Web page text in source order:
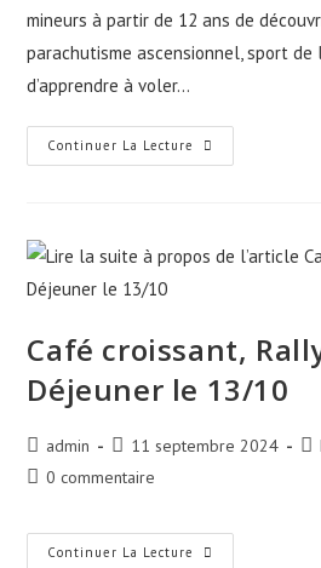
mineurs à partir de 12 ans de
parachutisme ascensionnel, sport de
d’apprendre à voler…
Continuer La Lecture
Café croissant,
Déjeuner le 13/10
admin 11 septembre 2024
0 commentaire
Continuer La Lecture